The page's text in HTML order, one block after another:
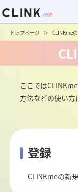
トップページ CLINKme
ここでは
方法などの使い方
登録
CLINKmeの新